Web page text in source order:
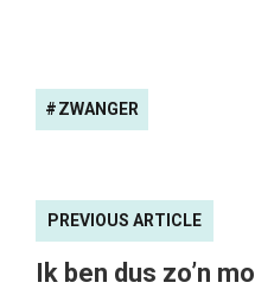
ZWANGER
PREVIOUS ARTICLE
Ik ben dus zo’n